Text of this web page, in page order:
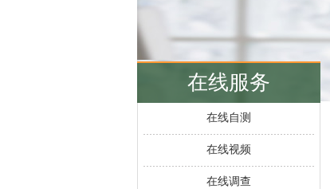
在线服务
在线自测
在线视频
在线调查